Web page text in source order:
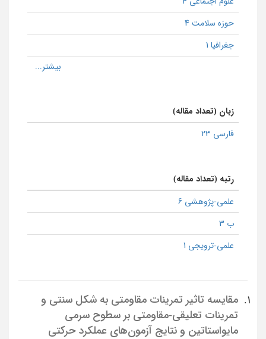
حوزه سلامت 4
جغرافیا 1
زبان (تعداد مقاله)
فارسی 23
رتبه (تعداد مقاله)
علمی-پژوهشی 6
ب 3
علمی-ترویجی 1
1.
مقایسه تاثیر تمرینات مقاومتی به شکل سنتی و
تمرینات تعلیقی-مقاومتی بر سطوح سرمی
مایواستاتین و نتایج آزمون‌های عملکرد حرکتی